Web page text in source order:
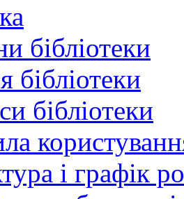
бібліотеки
бібліотеки
бібліотеки
і графік